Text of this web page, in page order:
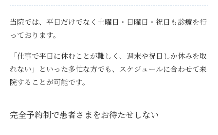
当院では、 平日だけでなく土曜日・日曜日・祝日も診療を行
っております。
「仕事で平日に休むことが難しく、週末や祝日しか休みを取
れない」といった多忙な方でも、スケジュールに合わせて来
院することが可能です。
完全予約制で患者さまをお待たせしない